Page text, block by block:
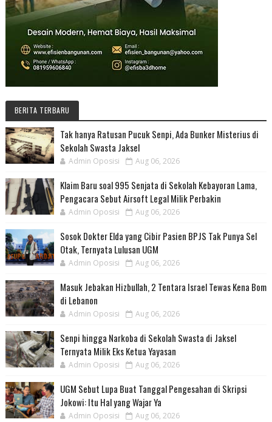
BERITA TERBARU
Tak hanya Ratusan Pucuk Senpi, Ada Bunker Misterius di
Sekolah Swasta Jaksel
Admin Oposisi Aug 06, 2026
Klaim Baru soal 995 Senjata di Sekolah Kebayoran Lama,
Pengacara Sebut Airsoft Legal Milik Perbakin
Admin Oposisi Aug 06, 2026
Sosok Dokter Elda yang Cibir Pasien BPJS Tak Punya Sel
Otak, Ternyata Lulusan UGM
Admin Oposisi Aug 06, 2026
Masuk Jebakan Hizbullah, 2 Tentara Israel Tewas Kena Bom
di Lebanon
Admin Oposisi Aug 06, 2026
Senpi hingga Narkoba di Sekolah Swasta di Jaksel
Ternyata Milik Eks Ketua Yayasan
Admin Oposisi Aug 06, 2026
UGM Sebut Lupa Buat Tanggal Pengesahan di Skripsi
Jokowi: Itu Hal yang Wajar Ya
Admin Oposisi Aug 06, 2026